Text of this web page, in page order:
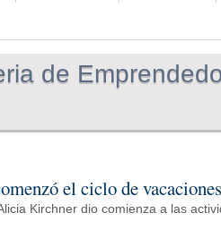
de
el ciclo de
Kirchner dio comienza a las